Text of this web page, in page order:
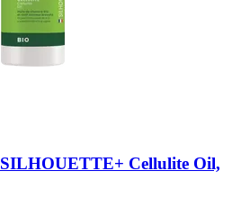
SILHOUETTE+ Cellulite Oil,